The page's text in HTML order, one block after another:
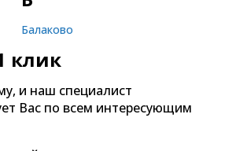
Балаково
Балашиха
Батайск
клик
и наш специалист
Вас по всем интересующим